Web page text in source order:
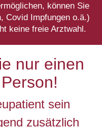
können Sie
Covid Impfungen o.ä.)
keine freie Arztwahl.
nur einen
sein
zusätzlich